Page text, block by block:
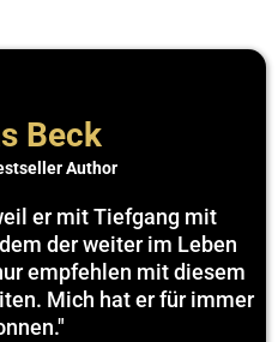
Beck
Author
er mit Tiefgang mit
der weiter im Leben
empfehlen mit diesem
Mich hat er für immer